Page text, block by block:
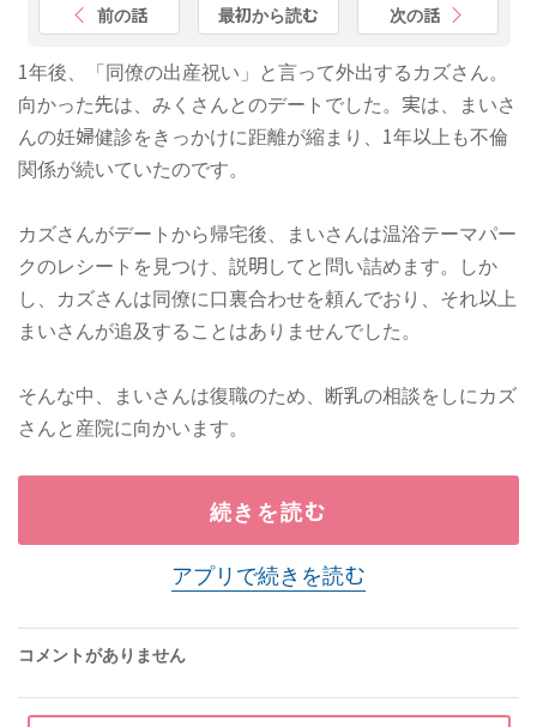
前の話 最初から読む 次の話
1年後、「同僚の出産祝い」と言って外出するカズさん。
向かった先は、みくさんとのデートでした。実は、まいさ
んの妊婦健診をきっかけに距離が縮まり、1年以上も不倫
関係が続いていたのです。
カズさんがデートから帰宅後、まいさんは温浴テーマパー
クのレシートを見つけ、説明してと問い詰めます。しか
し、カズさんは同僚に口裏合わせを頼んでおり、それ以上
まいさんが追及することはありませんでした。
そんな中、まいさんは復職のため、断乳の相談をしにカズ
さんと産院に向かいます。
続きを読む
アプリで続きを読む
コメントがありません